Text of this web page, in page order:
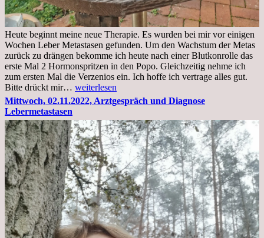
Heute beginnt meine neue Therapie. Es wurden bei mir vor einigen
Wochen Leber Metastasen gefunden. Um den Wachstum der Metas
zurück zu drängen bekomme ich heute nach einer Blutkonrolle das
erste Mal 2 Hormonspritzen in den Popo. Gleichzeitig nehme ich
zum ersten Mal die Verzenios ein. Ich hoffe ich vertrage alles gut.
Bitte drückt mir… Mittwoch,
09.11.2022
weiterlesen
Mittwoch, 02.11.2022, Arztgespräch und Diagnose
Lebermetastasen